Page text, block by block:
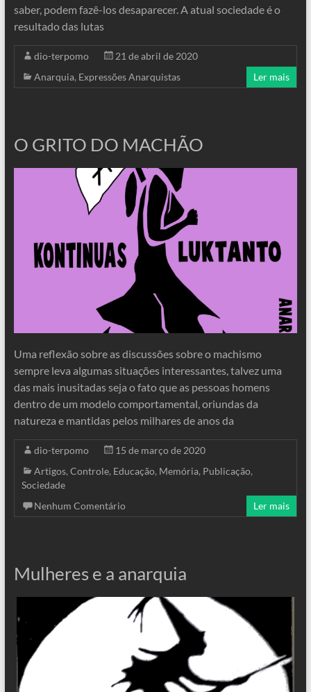
saber, podem fazê-los desaparecer. A atual sociedade é o
resultado das lutas
dio-terpomo
21 de abril de 2020
Anarquia, Expressões Anarquistas Ler mais
O GRITO DO MACHÃO
Uma reflexão sobre as discussões sobre o machismo
sempre leva algumas situações interessantes, talvez uma
das mais inusitadas seja o fato que as pessoas homens
dentro de um modelo comportamental, oriundas da
natureza e mantidas pelos milhares de anos da
dio-terpomo
15 de março de 2020
Artigos, Controle, Educação, Memória, Publicação,
Sociedade
Nenhum Comentário
Ler mais
Mulheres e a anarquia